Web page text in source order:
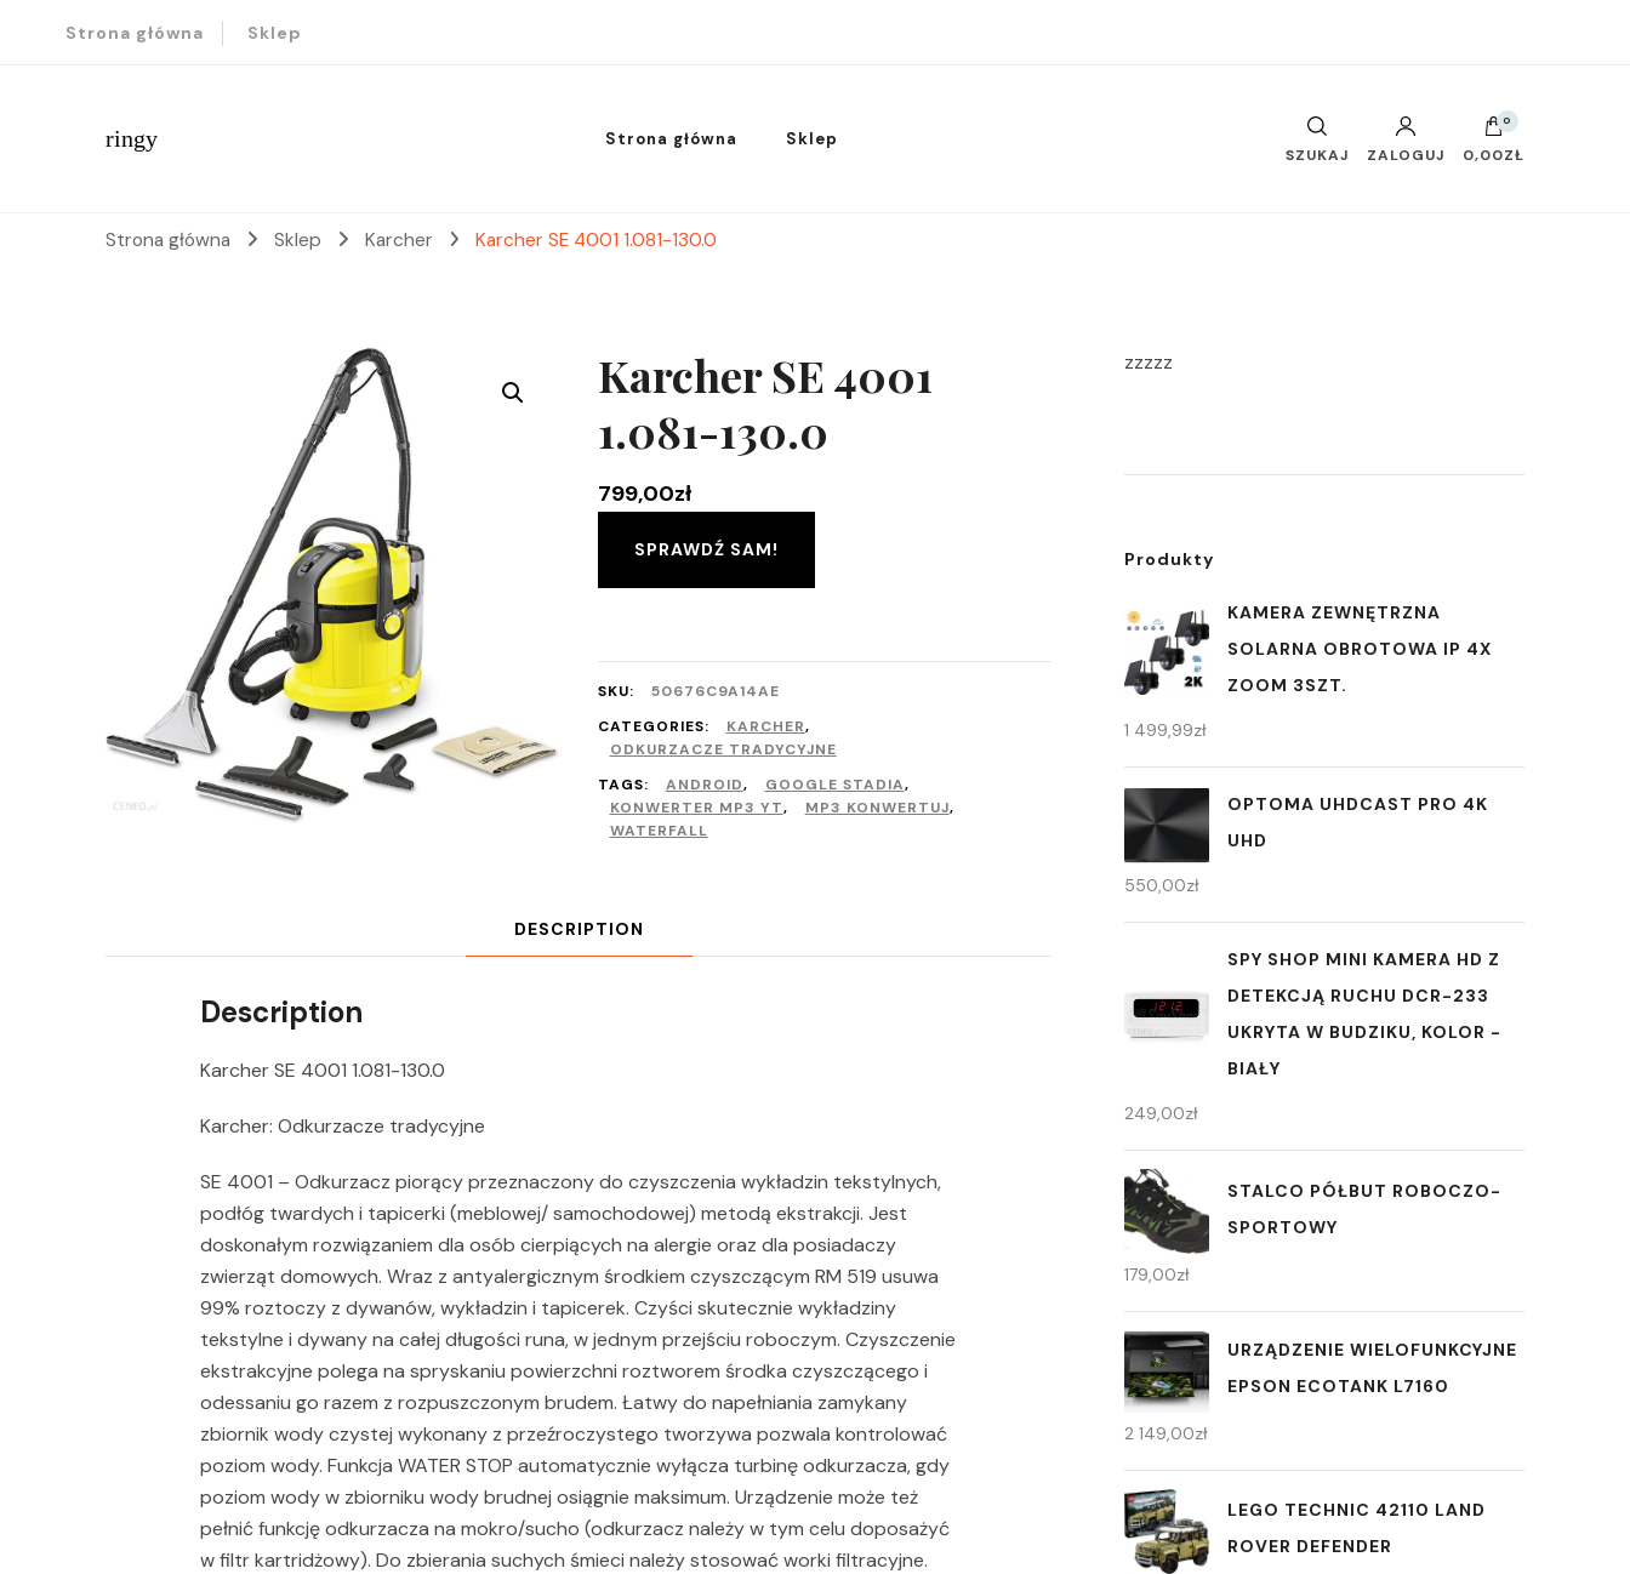
Strona główna Sklep
ringy Strona główna Sklep
SZUKAJ ZALOGUJ
0
0,00ZŁ
Strona główna Sklep Karcher Karcher SE 4001 1.081-130.0
Karcher SE 4001
1.081-130.0
799,00zł
SPRAWDŹ SAM!
SKU:
50676C9A14AE
CATEGORIES:
KARCHER,
ODKURZACZE TRADYCYJNE
TAGS:
ANDROID, GOOGLE STADIA,
KONWERTER MP3 YT, MP3 KONWERTUJ,
WATERFALL
DESCRIPTION
Description
Karcher SE 4001 1.081-130.0
Karcher: Odkurzacze tradycyjne
SE 4001 – Odkurzacz piorący przeznaczony do czyszczenia wykładzin tekstylnych,
podłóg twardych i tapicerki (meblowej/ samochodowej) metodą ekstrakcji. Jest
doskonałym rozwiązaniem dla osób cierpiących na alergie oraz dla posiadaczy
zwierząt domowych. Wraz z antyalergicznym środkiem czyszczącym RM 519 usuwa
99% roztoczy z dywanów, wykładzin i tapicerek. Czyści skutecznie wykładziny
tekstylne i dywany na całej długości runa, w jednym przejściu roboczym. Czyszczenie
ekstrakcyjne polega na spryskaniu powierzchni roztworem środka czyszczącego i
odessaniu go razem z rozpuszczonym brudem. Łatwy do napełniania zamykany
zbiornik wody czystej wykonany z przeźroczystego tworzywa pozwala kontrolować
poziom wody. Funkcja WATER STOP automatycznie wyłącza turbinę odkurzacza, gdy
poziom wody w zbiorniku wody brudnej osiągnie maksimum. Urządzenie może też
pełnić funkcję odkurzacza na mokro/sucho (odkurzacz należy w tym celu doposażyć
w filtr kartridżowy). Do zbierania suchych śmieci należy stosować worki filtracyjne.
zzzzz
Produkty
KAMERA ZEWNĘTRZNA
SOLARNA OBROTOWA IP 4X
ZOOM 3SZT.
1 499,99zł
OPTOMA UHDCAST PRO 4K
UHD
550,00zł
SPY SHOP MINI KAMERA HD Z
DETEKCJĄ RUCHU DCR-233
UKRYTA W BUDZIKU, KOLOR -
BIAŁY
249,00zł
STALCO PÓŁBUT ROBOCZO-
SPORTOWY
179,00zł
URZĄDZENIE WIELOFUNKCYJNE
EPSON ECOTANK L7160
2 149,00zł
LEGO TECHNIC 42110 LAND
ROVER DEFENDER